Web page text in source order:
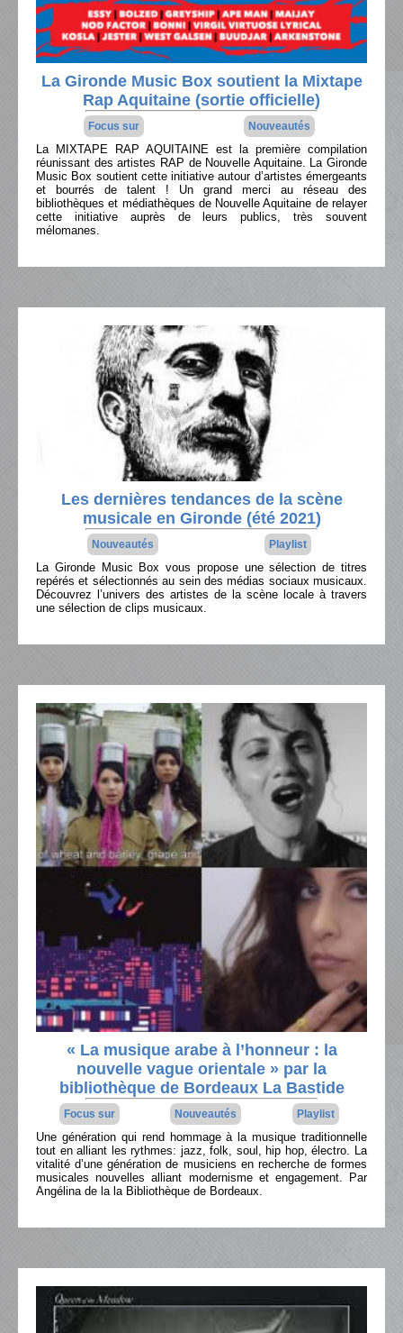
La Gironde Music Box soutient la Mixtape
Rap Aquitaine (sortie officielle)
Focus sur Nouveautés
La MIXTAPE RAP AQUITAINE est la première compilation
réunissant des artistes RAP de Nouvelle Aquitaine. La Gironde
Music Box soutient cette initiative autour d’artistes émergeants
et bourrés de talent ! Un grand merci au réseau des
bibliothèques et médiathèques de Nouvelle Aquitaine de relayer
cette initiative auprès de leurs publics, très souvent
mélomanes.
Les dernières tendances de la scène
musicale en Gironde (été 2021)
Nouveautés Playlist
La Gironde Music Box vous propose une sélection de titres
repérés et sélectionnés au sein des médias sociaux musicaux.
Découvrez l’univers des artistes de la scène locale à travers
une sélection de clips musicaux.
« La musique arabe à l’honneur : la
nouvelle vague orientale » par la
bibliothèque de Bordeaux La Bastide
Focus sur Nouveautés Playlist
Une génération qui rend hommage à la musique traditionnelle
tout en alliant les rythmes: jazz, folk, soul, hip hop, électro. La
vitalité d’une génération de musiciens en recherche de formes
musicales nouvelles alliant modernisme et engagement. Par
Angélina de la la Bibliothèque de Bordeaux.